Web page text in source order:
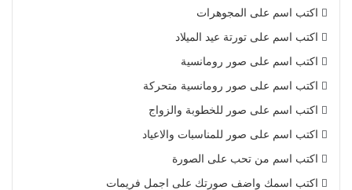
اكتب اسم على المجوهرات
اكتب اسم على تورتة عيد الميلاد
اكتب اسم على صور رومانسية
اكتب اسم على صور رومانسية متحركة
اكتب اسم على صور للخطوبة والزواج
اكتب اسم على صور للمناسبات والاعياد
اكتب اسم من تحب على الصورة
اكتب اسمك واضف صورتك على اجمل فريمات